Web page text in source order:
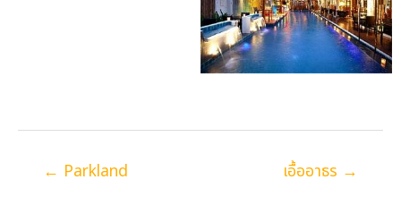
← Parkland เอื้ออาธร →